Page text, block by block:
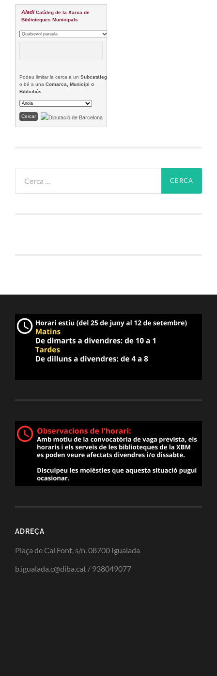
Aladí Catàleg de la Xarxa de
Biblioteques Municipals
Podeu limitar la cerca a unSubcatàleg
o bé a unaComarca, Municipi o
Bibliobús
ADREÇA
Plaça de Cal Font, s/n. 08700 Igualada
b.igualada.c@diba.cat / 938049077